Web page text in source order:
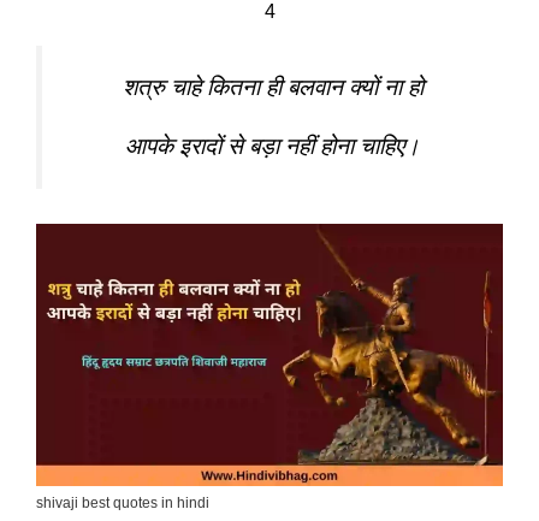
4
शत्रु चाहे कितना ही बलवान क्यों ना हो
आपके इरादों से बड़ा नहीं होना चाहिए।
shivaji best quotes in hindi